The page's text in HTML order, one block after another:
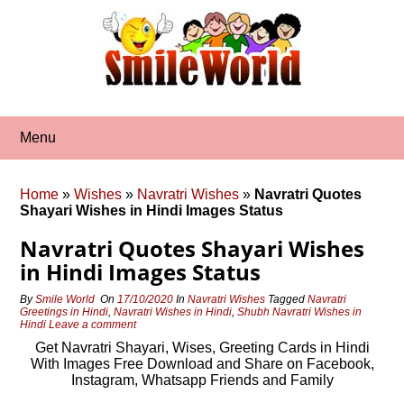
Menu
Home »Wishes » Navratri Wishes » Navratri Quotes
Shayari Wishes in Hindi Images Status
Navratri Quotes Shayari Wishes
in Hindi Images Status
BySmile World On17/10/2020 InNavratri Wishes TaggedNavratri
Greetings in Hindi,Navratri Wishes in Hindi,Shubh Navratri Wishes in
Hindi Leave a comment
Get Navratri Shayari, Wises, Greeting Cards in Hindi
With Images Free Download and Share on Facebook,
Instagram, Whatsapp Friends and Family